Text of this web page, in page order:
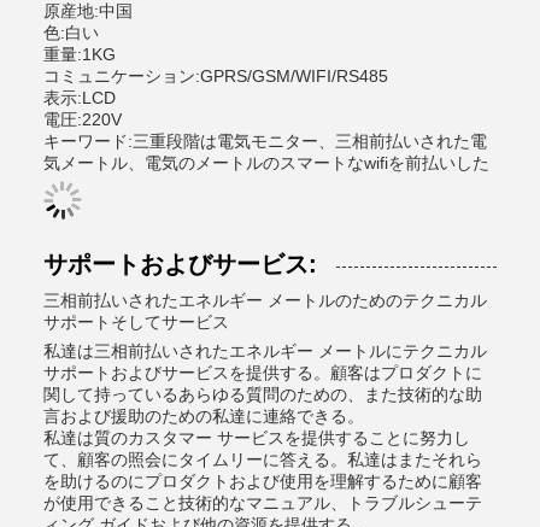
原産地:中国
色:白い
重量:1KG
コミュニケーション:GPRS/GSM/WIFI/RS485
表示:LCD
電圧:220V
キーワード:三重段階は電気モニター、三相前払いされた電
気メートル、電気のメートルのスマートなwifiを前払いした
サポートおよびサービス:
三相前払いされたエネルギー メートルのためのテクニカル
サポートそしてサービス
私達は三相前払いされたエネルギー メートルにテクニカル
サポートおよびサービスを提供する。顧客はプロダクトに
関して持っているあらゆる質問のための、また技術的な助
言および援助のための私達に連絡できる。
私達は質のカスタマー サービスを提供することに努力し
て、顧客の照会にタイムリーに答える。私達はまたそれら
を助けるのにプロダクトおよび使用を理解するために顧客
が使用できること技術的なマニュアル、トラブルシューテ